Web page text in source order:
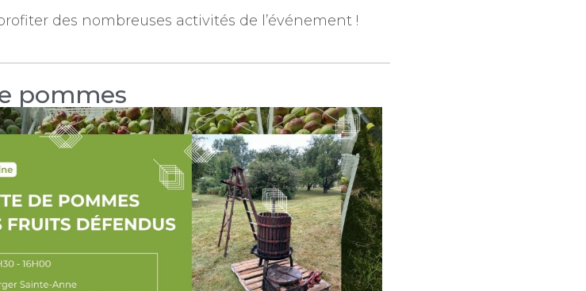
des nombreuses activités de l’événement !
pommes